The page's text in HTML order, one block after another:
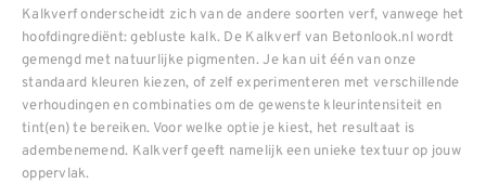
Kalkverf onderscheidt zich van de andere soorten verf, vanwege het
hoofdingrediënt: gebluste kalk. De Kalkverf van Betonlook.nl wordt
gemengd met natuurlijke pigmenten. Je kan uit één van onze
standaard kleuren kiezen, of zelf experimenteren met verschillende
verhoudingen en combinaties om de gewenste kleurintensiteit en
tint(en) te bereiken. Voor welke optie je kiest, het resultaat is
adembenemend. Kalkverf geeft namelijk een unieke textuur op jouw
oppervlak.